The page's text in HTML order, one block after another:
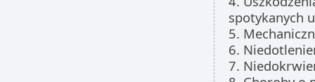
spotykanych
5.
6.
7.